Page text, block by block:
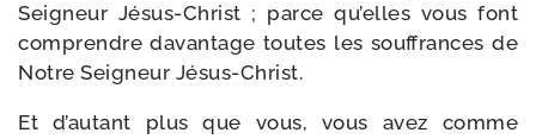
Seigneur Jésus-​Christ ; parce qu’elles vous font
com­prendre davan­tage toutes les souf­frances de
Notre Seigneur Jésus-Christ.
Et d’autant plus que vous, vous avez comme